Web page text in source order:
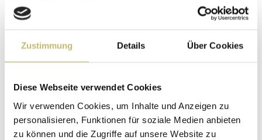
Zustimmung Details Über Cookies
Diese Webseite verwendet Cookies
Wir verwenden Cookies, um Inhalte und Anzeigen zu
personalisieren, Funktionen für soziale Medien anbieten
zu können und die Zugriffe auf unsere Website zu
Maße (H/B/T): 62 / 100 / 17 cm
Hochwertige
Materialien
Herstellerpreis
Zwischenhändler
Kundenbetreuung
Gut verpackt für